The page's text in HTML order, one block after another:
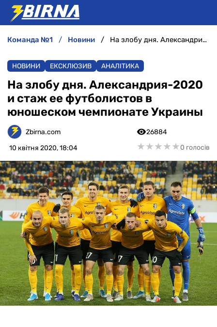
АНАЛІТИКА
ІНТЕРВ'Ю
РІЗНЕ
команда №1 новини На злобу дня. Александрия-2020 и стаж ее футболистов в юношеском чемпионате Украины
НОВИНИ ЕКСКЛЮЗИВ АНАЛІТИКА
На злобу дня. Александрия-2020
и стаж ее футболистов в
юношеском чемпионате Украины
Zbirna.com
10 квітня 2020, 18:04
26884
★★★★★
★★★★★0 голосів